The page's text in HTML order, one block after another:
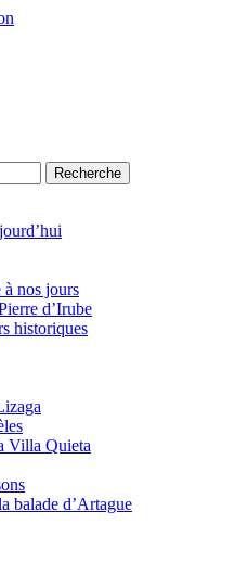
Recherche
nos jours
d’Irube
historiques
Villa Quieta
balade d’Artague